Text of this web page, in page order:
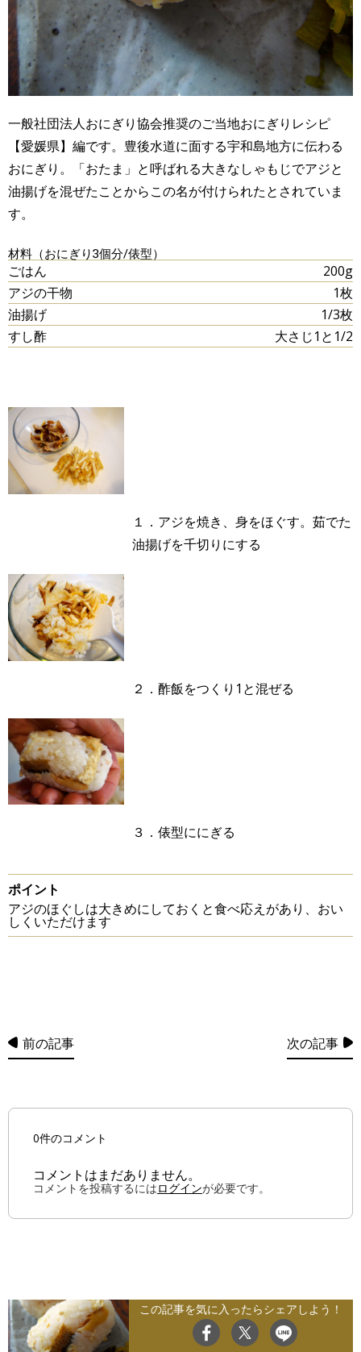
一般社団法人おにぎり協会推奨のご当地おにぎりレシピ
【愛媛県】編です。豊後水道に面する宇和島地方に伝わる
おにぎり。「おたま」と呼ばれる大きなしゃもじでアジと
油揚げを混ぜたことからこの名が付けられたとされていま
す。
材料（おにぎり3個分/俵型）
ごはん
200g
アジの干物
1枚
油揚げ
1/3枚
すし酢
大さじ1と1/2
１．アジを焼き、身をほぐす。茹でた
油揚げを千切りにする
２．酢飯をつくり1と混ぜる
３．俵型ににぎる
ポイント
アジのほぐしは大きめにしておくと食べ応えがあり、おい
しくいただけます
前の記事 次の記事
0件のコメント
コメントはまだありません。
コメントを投稿するにはログインが必要です。
この記事を気に入ったらシェアしよう！